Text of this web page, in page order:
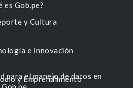
y Cultura
e Innovación
y Emprendimiento
es Gob.pe?
para el manejo de datos en